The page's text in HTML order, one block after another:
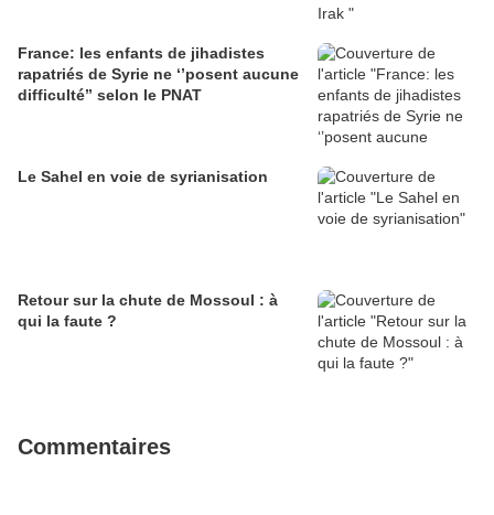
France: les enfants de jihadistes
rapatriés de Syrie ne ‘’posent aucune
difficulté’’ selon le PNAT
Le Sahel en voie de syrianisation
Retour sur la chute de Mossoul : à
qui la faute ?
Commentaires